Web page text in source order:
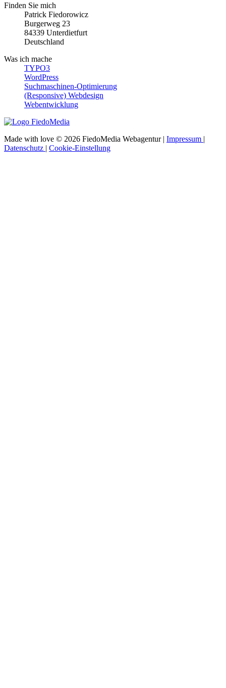
Finden Sie mich
Patrick Fiedorowicz
Burgerweg 23
84339 Unterdietfurt
Deutschland
Was ich mache
TYPO3
WordPress
Suchmaschinen-Optimierung
(Responsive) Webdesign
Webentwicklung
Made with love © 2026 FiedoMedia Webagentur| Impressum |
Datenschutz | Cookie-Einstellung